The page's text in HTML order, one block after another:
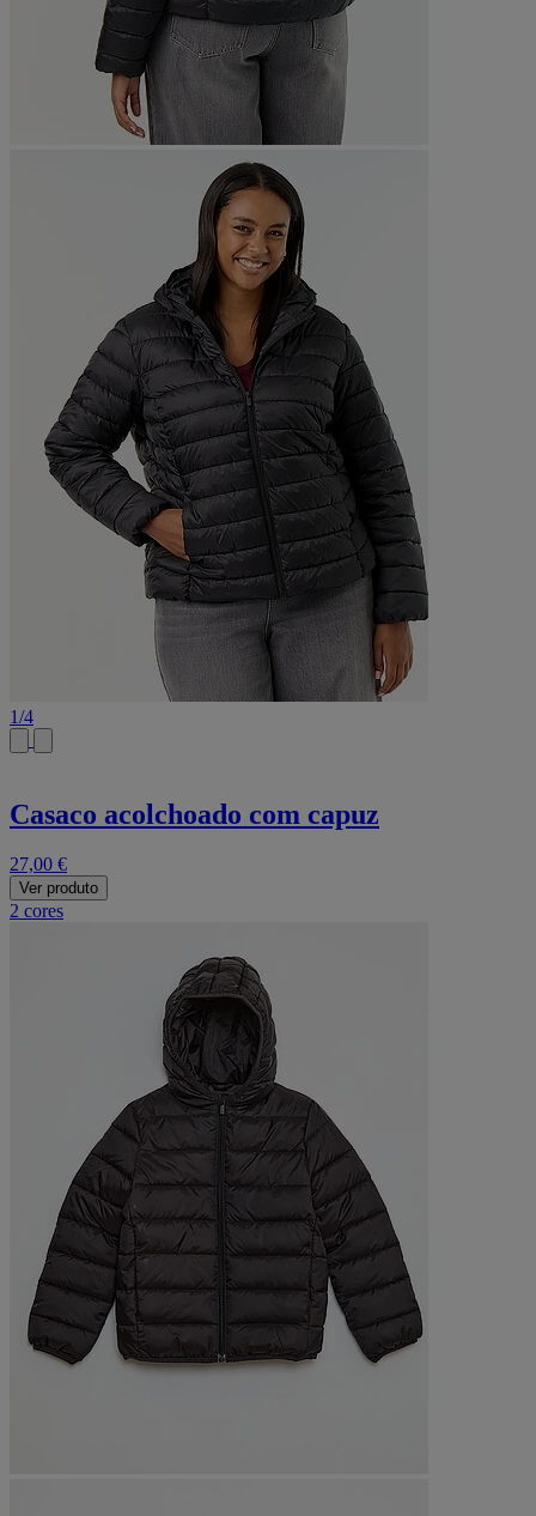
1/4
Casaco acolchoado com capuz
27,00 €
Ver produto
2 cores